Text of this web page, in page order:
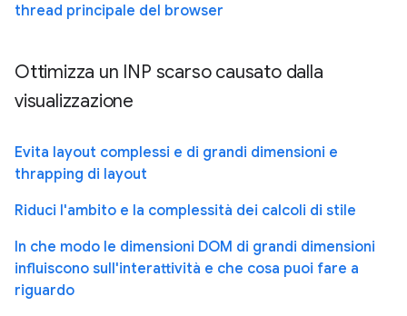
thread principale del browser
Ottimizza un INP scarso causato dalla
visualizzazione
Evita layout complessi e di grandi dimensioni e
thrapping di layout
Riduci l'ambito e la complessità dei calcoli di stile
In che modo le dimensioni DOM di grandi dimensioni
influiscono sull'interattività e che cosa puoi fare a
riguardo